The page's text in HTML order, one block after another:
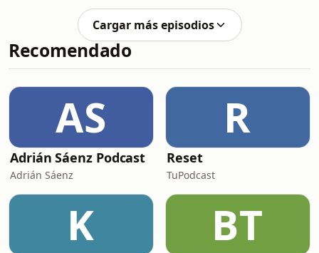
cultura del “ahora o nunca”?En este
episodio de Su Atención Por Favor,
Roger Casas-Alatriste—experto en
economía de la atención y nuevas
periodista musical con más de 30
años cubriendo la evolución de la
industria, para
Cargar más episodios
Recomendado
AS
Adrián Sáenz Podcast
Adrián Sáenz
R
Reset
TuPodcast
K BT